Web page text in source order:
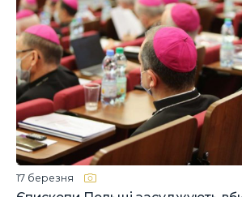
17 березня